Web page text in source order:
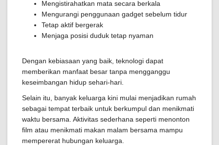
Mengistirahatkan mata secara berkala
Mengurangi penggunaan gadget sebelum tidur
Tetap aktif bergerak
Menjaga posisi duduk tetap nyaman
Dengan kebiasaan yang baik, teknologi dapat
memberikan manfaat besar tanpa mengganggu
keseimbangan hidup sehari-hari.
Selain itu, banyak keluarga kini mulai menjadikan rumah
sebagai tempat terbaik untuk berkumpul dan menikmati
waktu bersama. Aktivitas sederhana seperti menonton
film atau menikmati makan malam bersama mampu
mempererat hubungan keluarga.